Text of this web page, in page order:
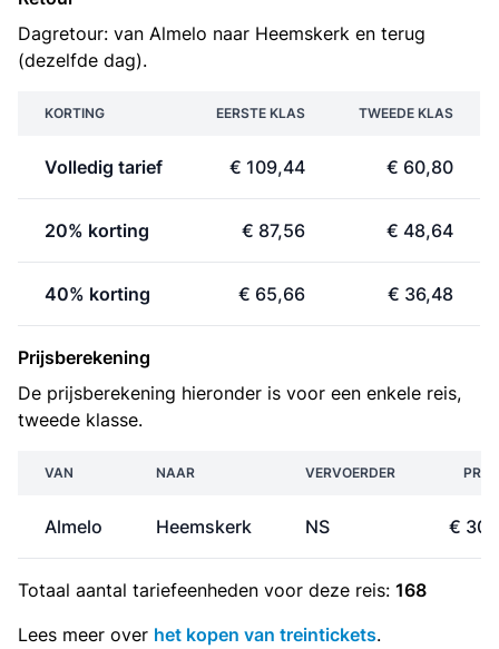
Dagretour: van Almelo naar Heemskerk en terug
(dezelfde dag).
KORTING EERSTE KLAS TWEEDE KLAS
Volledig tarief € 109,44 € 60,80
20% korting € 87,56 € 48,64
40% korting € 65,66 € 36,48
Prijsberekening
De prijsberekening hieronder is voor een enkele reis,
tweede klasse.
VAN NAAR VERVOERDER
Almelo Heemskerk NS €
Totaal aantal tariefeenheden voor deze reis: 168
Lees meer over het kopen van treintickets.